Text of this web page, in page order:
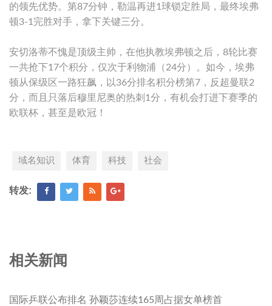
的领先优势。第87分钟，勒温再进1球锁定胜局，最终埃弗
顿3-1完胜对手，拿下关键三分。
安切洛蒂不愧是顶级主帅，在他执教埃弗顿之后，8轮比赛
一共抢下17个积分，仅次于利物浦（24分）。如今，埃弗
顿从保级区一路狂飙，以36分排名积分榜第7，反超曼联2
分，而且只落后穆里尼奥的热刺1分，有机会打进下赛季的
欧联杯，甚至是欧冠！
域名知识 体育 科技 社会
转发:
相关新闻
国际乒联公布排名 孙颖莎连续165周占据女单榜首